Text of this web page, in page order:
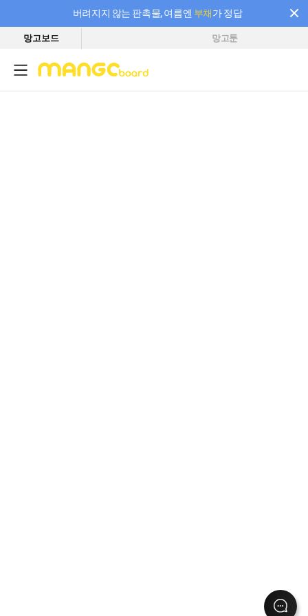
버려지지 않는 판촉물, 여름엔 부채가 정답
필요한 만큼 충전하고 끊김 없이 작업하세요! 새로워진 AI 부스터 요금제
망고보드 망고툰